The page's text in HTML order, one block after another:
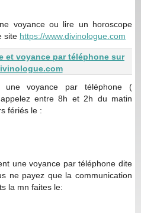
voyance ou lire un horoscope
site https://www.divinologue.com
une voyance par téléphone (
entre 8h et 2h du matin
fériés le :
une voyance par téléphone dite
ne payez que la communication
la mn faites le: